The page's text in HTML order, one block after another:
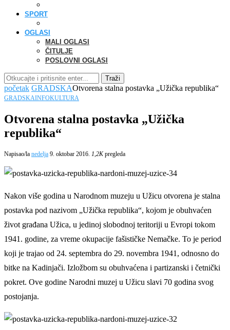
SPORT
OGLASI
MALI OGLASI
ČITULJE
POSLOVNI OGLASI
Traži
početak GRADSKAOtvorena stalna postavka „Užička republika“
GRADSKAINFOKULTURA
Otvorena stalna postavka „Užička
republika“
Napisao/la nedelja 9. oktobar 2016. 1,2Kpregleda
Nakon više godina u Narodnom muzeju u Užicu otvorena je stalna
postavka pod nazivom „Užička republika“, kojom je obuhvaćen
život građana Užica, u jedinoj slobodnoj teritoriji u Evropi tokom
1941. godine, za vreme okupacije fašističke Nemačke. To je period
koji je trajao od 24. septembra do 29. novembra 1941, odnosno do
bitke na Kadinjači. Izložbom su obuhvaćena i partizanski i četnički
pokret. Ove godine Narodni muzej u Užicu slavi 70 godina svog
postojanja.